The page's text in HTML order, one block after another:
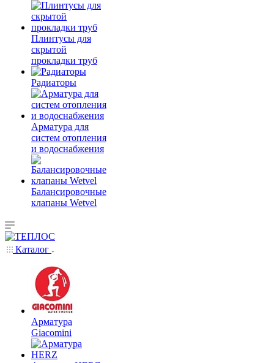
Плинтусы для
скрытой
прокладки труб
Радиаторы
Арматура для
систем отопления
и водоснабжения
Балансировочные
клапаны Wetvel
Каталог
Арматура
Giacomini